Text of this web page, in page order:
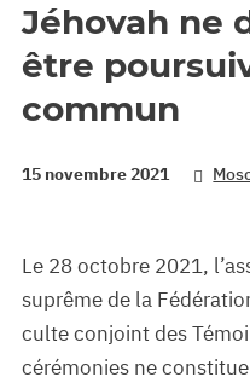
Jéhovah ne
être
commun
15 novembre 2021
Le 28 octobre 2021,
suprême de la
culte conjoint des
cérémonies ne